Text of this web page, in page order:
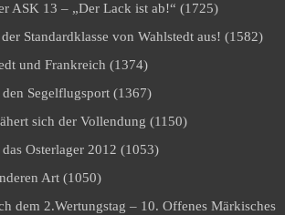
ASK 13 – „Der Lack ist ab!“ (1725)
Standardklasse von Wahlstedt aus! (1582)
und Frankreich (1374)
Segelflugsport (1367)
sich der Vollendung (1150)
Osterlager 2012 (1053)
Art (1050)
dem 2.Wertungstag – 10. Offenes Märkisches